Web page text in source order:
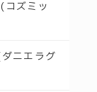
ズミッ
ニエラグ